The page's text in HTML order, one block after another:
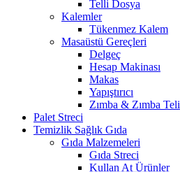
Telli Dosya
Kalemler
Tükenmez Kalem
Masaüstü Gereçleri
Delgeç
Hesap Makinası
Makas
Yapıştırıcı
Zımba & Zımba Teli
Palet Streci
Temizlik Sağlık Gıda
Gıda Malzemeleri
Gıda Streci
Kullan At Ürünler